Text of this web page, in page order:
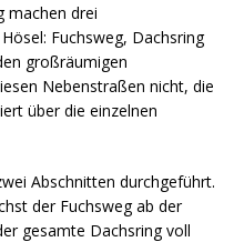
machen drei
Fuchsweg, Dachsring
großräumigen
Nebenstraßen nicht, die
über die einzelnen
Abschnitten durchgeführt.
der Fuchsweg ab der
gesamte Dachsring voll